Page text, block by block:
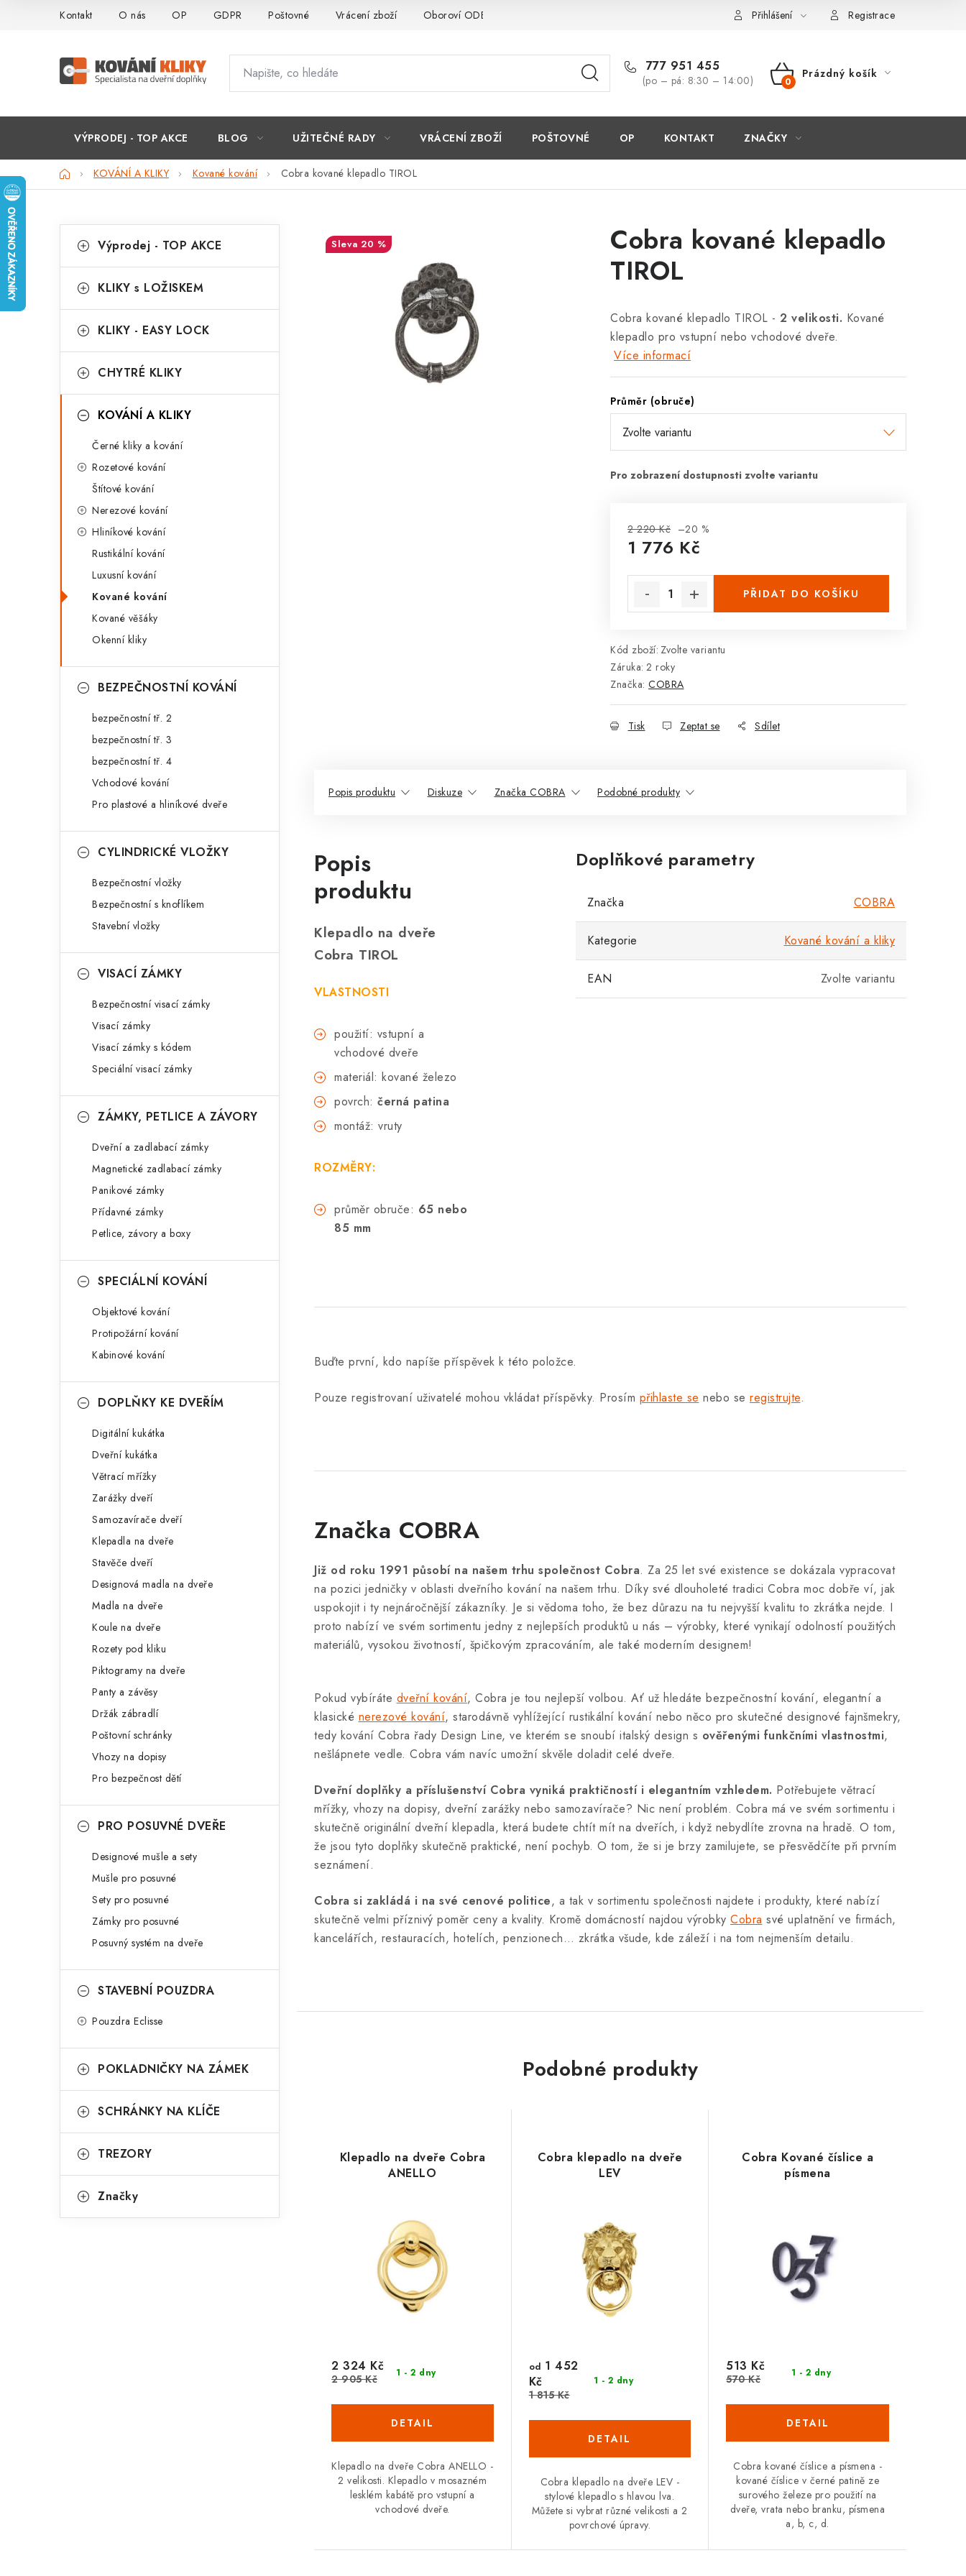
Kontakt O nás OP GDPR Poštovné Vrácení zboží Oboroví ODBORNÍCI Přihlášení Registrace
777 951 455
(po – pá: 8:30 – 14:00)
NÁKUPNÍ
Prázdný košík
VÝPRODEJ - TOP AKCE BLOG UŽITEČNÉ RADY VRÁCENÍ ZBOŽÍ POŠTOVNÉ OP KONTAKT ZNAČKY
DomůKOVÁNÍ A KLIKY Kované kování Cobra kované klepadlo TIROL
o
t
r
n
l
kategorie
a
e
o
i
Výprodej - TOP AKCE
KLIKY s LOŽISKEM
KLIKY - EASY LOCK
CHYTRÉ KLIKY
KOVÁNÍ A KLIKY
Černé kliky a kování
Rozetové kování
Štítové kování
Nerezové kování
Hliníkové kování
Rustikální kování
Luxusní kování
Kované kování
Kované věšáky
Okenní kliky
BEZPEČNOSTNÍ KOVÁNÍ
bezpečnostní tř. 2
bezpečnostní tř. 3
bezpečnostní tř. 4
Vchodové kování
Pro plastové a hliníkové dveře
CYLINDRICKÉ VLOŽKY
Bezpečnostní vložky
Bezpečnostní s knoflíkem
Stavební vložky
VISACÍ ZÁMKY
Bezpečnostní visací zámky
Visací zámky
Visací zámky s kódem
Speciální visací zámky
ZÁMKY, PETLICE A ZÁVORY
Dveřní a zadlabací zámky
Magnetické zadlabací zámky
Panikové zámky
Přídavné zámky
Petlice, závory a boxy
SPECIÁLNÍ KOVÁNÍ
Objektové kování
Protipožární kování
Kabinové kování
DOPLŇKY KE DVEŘÍM
Digitální kukátka
Dveřní kukátka
Větrací mřížky
Zarážky dveří
Samozavírače dveří
Klepadla na dveře
Stavěče dveří
Designová madla na dveře
Madla na dveře
Koule na dveře
Rozety pod kliku
Piktogramy na dveře
Panty a závěsy
Držák zábradlí
Poštovní schránky
Vhozy na dopisy
Pro bezpečnost dětí
PRO POSUVNÉ DVEŘE
Designové mušle a sety
Mušle pro posuvné
Sety pro posuvné
Zámky pro posuvné
Posuvný systém na dveře
STAVEBNÍ POUZDRA
Pouzdra Eclisse
POKLADNIČKY NA ZÁMEK
SCHRÁNKY NA KLÍČE
TREZORY
Značky
Cobra kované klepadlo
TIROL
Cobra kované klepadlo TIROL - 2 velikosti. Kované
klepadlo pro vstupní nebo vchodové dveře.
Více informací
Průměr (obruče)
2 220 Kč –20 %
1 776 Kč
PŘIDAT DO KOŠÍKU
Kód zboží: Zvolte variantu
Záruka: 2 roky
Značka: COBRA
Tisk Zeptat se Sdílet
20 %
Popis produktu Diskuze Značka COBRA Podobné produkty
Popis
produktu
Klepadlo na dveře
Cobra TIROL
VLASTNOSTI
použití: vstupní a
vchodové dveře
materiál: kované železo
povrch: černá patina
montáž: vruty
ROZMĚRY:
průměr obruče: 65 nebo
85 mm
Doplňkové parametry
Značka COBRA
Kategorie Kované kování a kliky
EAN Zvolte variantu
Buďte první, kdo napíše příspěvek k této položce.
Pouze registrovaní uživatelé mohou vkládat příspěvky. Prosím přihlaste se nebo se registrujte.
Značka COBRA
Již od roku 1991 působí na našem trhu společnost Cobra. Za 25 let své existence se dokázala vypracovat
na pozici jedničky v oblasti dveřního kování na našem trhu. Díky své dlouholeté tradici Cobra moc dobře ví, jak
uspokojit i ty nejnáročnější zákazníky. Je si vědoma toho, že bez důrazu na tu nejvyšší kvalitu to zkrátka nejde. I
proto nabízí ve svém sortimentu jedny z nejlepších produktů u nás – výrobky, které vynikají odolností použitých
materiálů, vysokou životností, špičkovým zpracováním, ale také moderním designem!
Pokud vybíráte dveřní kování, Cobra je tou nejlepší volbou. Ať už hledáte bezpečnostní kování, elegantní a
klasické nerezové kování, starodávně vyhlížející rustikální kování nebo něco pro skutečné designové fajnšmekry,
tedy kování Cobra řady Design Line, ve kterém se snoubí italský design s ověřenými funkčními vlastnostmi,
nešlápnete vedle. Cobra vám navíc umožní skvěle doladit celé dveře.
Dveřní doplňky a příslušenství Cobra vyniká praktičností i elegantním vzhledem. Potřebujete větrací
mřížky, vhozy na dopisy, dveřní zarážky nebo samozavírače? Nic není problém. Cobra má ve svém sortimentu i
skutečně originální dveřní klepadla, která budete chtít mít na dveřích, i když nebydlíte zrovna na hradě. O tom,
že jsou tyto doplňky skutečně praktické, není pochyb. O tom, že si je brzy zamilujete, se přesvědčíte při prvním
seznámení.
Cobra si zakládá i na své cenové politice, a tak v sortimentu společnosti najdete i produkty, které nabízí
skutečně velmi příznivý poměr ceny a kvality. Kromě domácností najdou výrobky Cobra své uplatnění ve firmách,
kancelářích, restauracích, hotelích, penzionech… zkrátka všude, kde záleží i na tom nejmenším detailu.
Podobné produkty
Klepadlo na dveře Cobra
ANELLO
1 - 2 dny
2 324 Kč
2 905 Kč
Klepadlo na dveře Cobra ANELLO -
2 velikosti. Klepadlo v mosazném
lesklém kabátě pro vstupní a
vchodové dveře.
Cobra klepadlo na dveře
LEV
1 - 2 dny
od 1 452
Kč
1 815 Kč
Cobra klepadlo na dveře LEV -
stylové klepadlo s hlavou lva.
Můžete si vybrat různé velikosti a 2
povrchové úpravy.
Cobra Kované číslice a
písmena
1 - 2 dny
513 Kč
570 Kč
Cobra kované číslice a písmena -
kované číslice v černé patině ze
surového železe pro použití na
dveře, vrata nebo branku, písmena
a, b, c, d.